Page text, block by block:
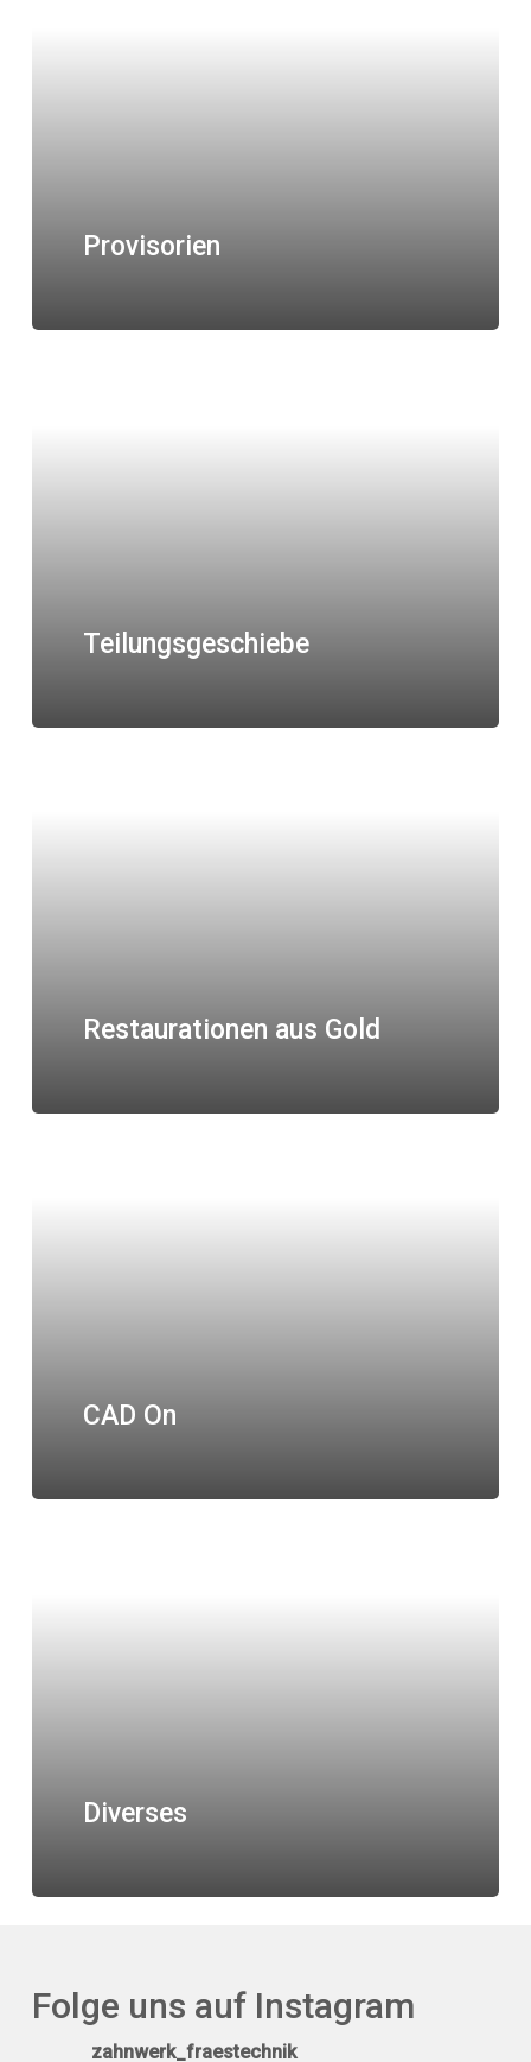
Provisorien
Teilungsgeschiebe
Restaurationen aus Gold
CAD On
Diverses
Folge uns auf Instagram
zahnwerk_fraestechnik